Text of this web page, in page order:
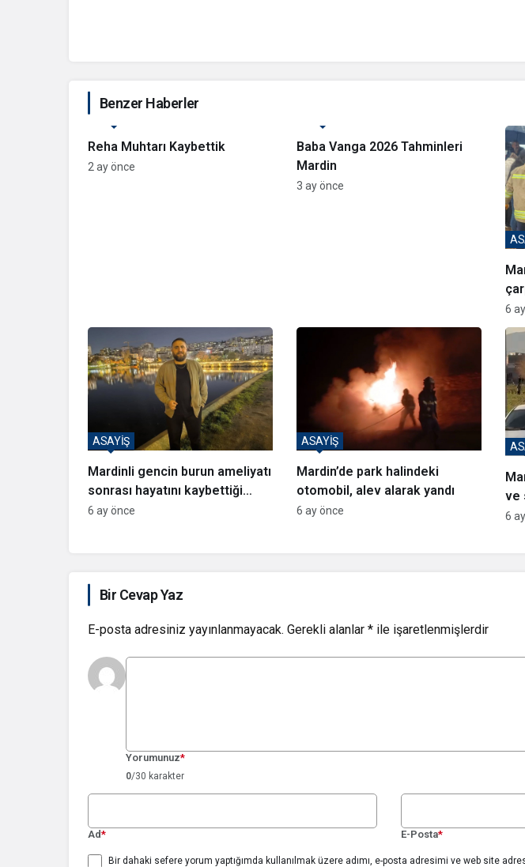
Benzer Haberler
Reha Muhtarı Kaybettik
2 ay önce
Baba Vanga 2026 Tahminleri
Mardin
3 ay önce
6
Mardinli gencin burun ameliyatı
sonrası hayatını kaybettiği
iddiası
ASAYİŞ
6 ay önce
Mardin’de park halindeki
otomobil, alev alarak yandı
ASAYİŞ
6 ay önce
ve
6
Bir Cevap Yaz
E-posta adresiniz yayınlanmayacak. Gerekli alanlar * ile işaretlenmişlerdir
Yorumunuz*
0/30 karakter
Ad* E-Posta*
Bir dahaki sefere yorum yaptığımda kullanılmak üzere adımı, e-posta adresimi ve web site